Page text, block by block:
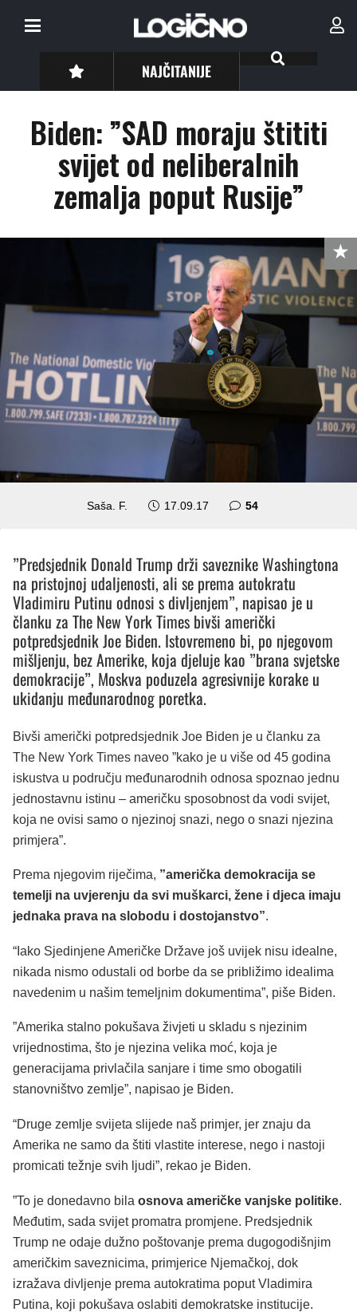
NAJČITANIJE
Biden: ”SAD moraju štititi
svijet od neliberalnih
zemalja poput Rusije”
Saša. F. 17.09.17 54komentara
”Predsjednik Donald Trump drži saveznike Washingtona
na pristojnoj udaljenosti, ali se prema autokratu
Vladimiru Putinu odnosi s divljenjem”, napisao je u
članku za The New York Times bivši američki
potpredsjednik Joe Biden. Istovremeno bi, po njegovom
mišljenju, bez Amerike, koja djeluje kao ”brana svjetske
demokracije”, Moskva poduzela agresivnije korake u
ukidanju međunarodnog poretka.
Bivši američki potpredsjednik Joe Biden je u članku za
The New York Times naveo ”kako je u više od 45 godina
iskustva u području međunarodnih odnosa spoznao jednu
jednostavnu istinu – američku sposobnost da vodi svijet,
koja ne ovisi samo o njezinoj snazi, nego o snazi njezina
primjera”.
Prema njegovim riječima, ”američka demokracija se
temelji na uvjerenju da svi muškarci, žene i djeca imaju
jednaka prava na slobodu i dostojanstvo”.
“Iako Sjedinjene Američke Države još uvijek nisu idealne,
nikada nismo odustali od borbe da se približimo idealima
navedenim u našim temeljnim dokumentima”, piše Biden.
”Amerika stalno pokušava živjeti u skladu s njezinim
vrijednostima, što je njezina velika moć, koja je
generacijama privlačila sanjare i time smo obogatili
stanovništvo zemlje”, napisao je Biden.
“Druge zemlje svijeta slijede naš primjer, jer znaju da
Amerika ne samo da štiti vlastite interese, nego i nastoji
promicati težnje svih ljudi”, rekao je Biden.
”To je donedavno bila osnova američke vanjske politike.
Međutim, sada svijet promatra promjene. Predsjednik
Trump ne odaje dužno poštovanje prema dugogodišnjim
američkim saveznicima, primjerice Njemačkoj, dok
izražava divljenje prema autokratima poput Vladimira
Putina, koji pokušava oslabiti demokratske institucije.